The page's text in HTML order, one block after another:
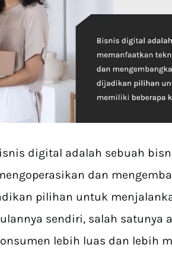
digital adalah sebuah
dan
pilihan untuk
sendiri, salah satunya
lebih luas dan lebih